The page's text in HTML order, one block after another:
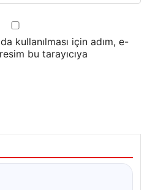
kullanılması için adım, e-
bu tarayıcıya